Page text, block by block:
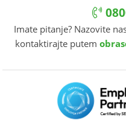
Imate pitanje? Nazovite
kontaktirajte putem